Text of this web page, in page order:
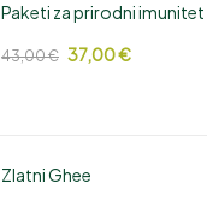
Paketi za prirodni
43,00€ 37,00€
Zlatni Ghee